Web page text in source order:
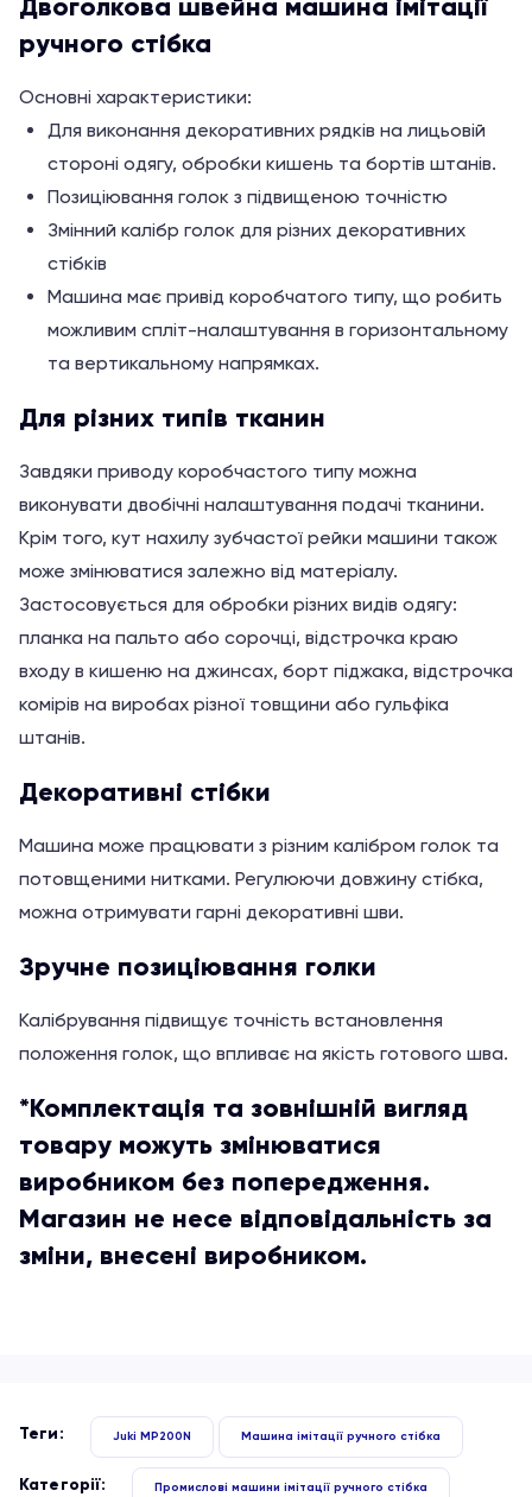
Двоголкова швейна машина імітації
ручного стібка
Основні характеристики:
Для виконання декоративних рядків на лицьовій
стороні одягу, обробки кишень та бортів штанів.
Позиціювання голок з підвищеною точністю
Змінний калібр голок для різних декоративних
стібків
Машина має привід коробчатого типу, що робить
можливим спліт-налаштування в горизонтальному
та вертикальному напрямках.
Для різних типів тканин
Завдяки приводу коробчастого типу можна
виконувати двобічні налаштування подачі тканини.
Крім того, кут нахилу зубчастої рейки машини також
може змінюватися залежно від матеріалу.
Застосовується для обробки різних видів одягу:
планка на пальто або сорочці, відстрочка краю
входу в кишеню на джинсах, борт піджака, відстрочка
комірів на виробах різної товщини або гульфіка
штанів.
Декоративні стібки
Машина може працювати з різним калібром голок та
потовщеними нитками. Регулюючи довжину стібка,
можна отримувати гарні декоративні шви.
Зручне позиціювання голки
Калібрування підвищує точність встановлення
положення голок, що впливає на якість готового шва.
*Комплектація та зовнішній вигляд
товару можуть змінюватися
виробником без попередження.
Магазин не несе відповідальність за
зміни, внесені виробником.
Теги: Juki MP200N Машина імітації ручного стібка
Категорії: Промислові машини імітації ручного стібка